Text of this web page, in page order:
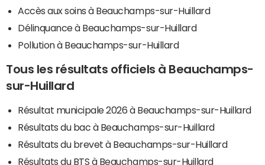
Accès aux soins à Beauchamps-sur-Huillard
Délinquance à Beauchamps-sur-Huillard
Pollution à Beauchamps-sur-Huillard
Tous les résultats officiels à Beauchamps-
sur-Huillard
Résultat municipale 2026 à Beauchamps-sur-Huillard
Résultats du bac à Beauchamps-sur-Huillard
Résultats du brevet à Beauchamps-sur-Huillard
Résultats du BTS à Beauchamps-sur-Huillard